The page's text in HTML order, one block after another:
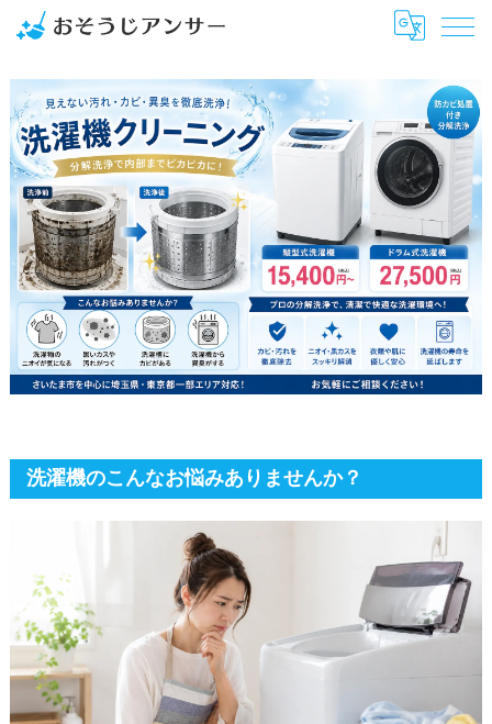
さいたま市のエアコンクリーニングはおそうじアンサー 洗濯機クリーニング・洗濯機分解洗浄
洗濯機のこんなお悩みありませんか？